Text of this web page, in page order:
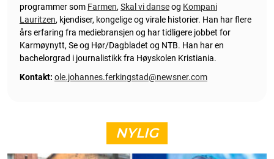
programmer som Farmen, Skal vi danseog Kompani
Lauritzen, kjendiser, kongelige og virale historier. Han har flere
års erfaring fra mediebransjen og har tidligere jobbet for
Karmøynytt, Se og Hør/Dagbladet og NTB. Han har en
bachelorgrad i journalistikk fra Høyskolen Kristiania.
Kontakt: ole.johannes.ferkingstad@newsner.com
NYLIG